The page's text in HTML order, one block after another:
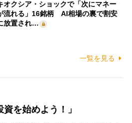
オクシア・ショックで「次にマネー
流れる」16銘柄 AI相場の裏で割安
放置され…
一覧を見る
を始めよう！」